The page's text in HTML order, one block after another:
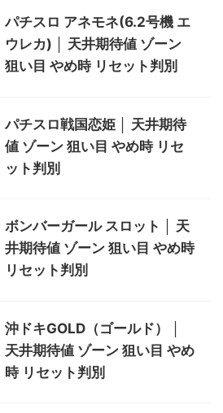
パチスロ アネモネ(6.2号機 エ
ウレカ) │ 天井期待値 ゾーン
狙い目 やめ時 リセット判別
パチスロ戦国恋姫 │ 天井期待
値 ゾーン 狙い目 やめ時 リセ
ット判別
ボンバーガール スロット │ 天
井期待値 ゾーン 狙い目 やめ時
リセット判別
沖ドキGOLD（ゴールド） │
天井期待値 ゾーン 狙い目 やめ
時 リセット判別